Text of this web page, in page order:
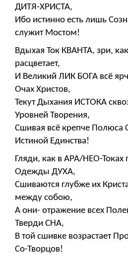
ДИТЯ-ХРИСТА,
Ибо истинно есть лишь
служит Мостом!
Вдыхая Ток КВАНТА, зри,
расцветает,
И Великий ЛИК БОГА всё
Очах Христов,
Текут Дыхания ИСТОКА
Уровней Творения,
Сшивая всё крепче Полюса
Истиной Единства!
Гляди, как в АРА/НЕО-Токах
Одежды ДУХА,
Сшиваются глубже их
между собою,
А они- отражение всех
Тверди СНА,
В той сшивке возрастает
Со-Творцов!